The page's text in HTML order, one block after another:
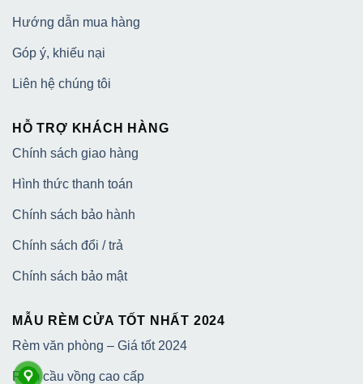
Hướng dẫn mua hàng
Góp ý, khiếu nại
Liên hệ chúng tôi
HỖ TRỢ KHÁCH HÀNG
Chính sách giao hàng
Hình thức thanh toán
Chính sách bảo hành
Chính sách đổi / trả
Chính sách bảo mật
MẪU RÈM CỬA TỐT NHẤT 2024
Rèm văn phòng – Giá tốt 2024
Rèm cầu vồng cao cấp